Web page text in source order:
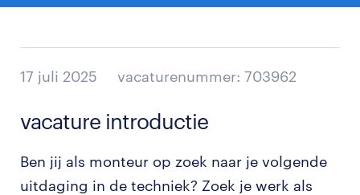
17 juli 2025 vacaturenummer: 703962
vacature introductie
Ben jij als monteur op zoek naar je volgende
uitdaging in de techniek? Zoek je werk als